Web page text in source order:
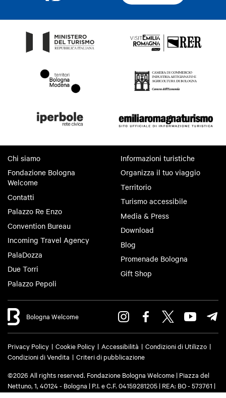
Chi siamo
Fondazione Bologna
Welcome
Contatti
Palazzo Re Enzo
Convention Bureau
Incoming Travel Agency
PalaDozza
Due Torri
Palazzo Pepoli
Informazioni turistiche
Organizza il tuo viaggio
Territorio
Turismo accessibile
Media & Press
Download
Blog
Promenade Bologna
Gift Shop
Bologna Welcome
Privacy Policy Cookie Policy Accessibilità
Condizioni di Utilizzo
Condizioni di Vendita
Criteri di pubblicazione
©2026 All rights reserved. Fondazione Bologna Welcome | Piazza del
Nettuno, 1, 40124 - Bologna | P.I. e C.F. 04159281205 | REA: BO - 573761 |